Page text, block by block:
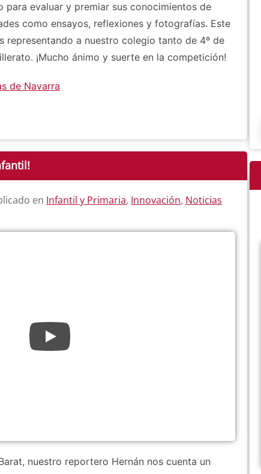
para evaluar y premiar sus conocimientos de
como ensayos, reflexiones y fotografías. Este
representando a nuestro colegio tanto de 4º de
¡Mucho ánimo y suerte en la competición!
de Navarra
en Infantil y Primaria, Innovación, Noticias
nuestro reportero Hernán nos cuenta un